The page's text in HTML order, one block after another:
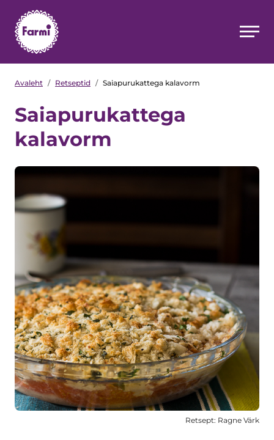
Avaleht / Retseptid / Saiapurukattega kalavorm
Saiapurukattega
kalavorm
Retsept: Ragne Värk